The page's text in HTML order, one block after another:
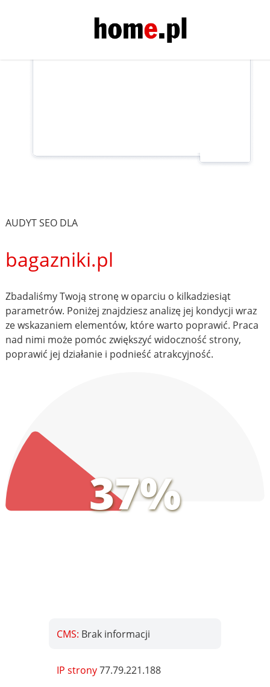
AUDYT SEO DLA
bagazniki.pl
Zbadaliśmy Twoją stronę w oparciu o kilkadziesiąt
parametrów. Poniżej znajdziesz analizę jej kondycji wraz
ze wskazaniem elementów, które warto poprawić. Praca
nad nimi może pomóc zwiększyć widoczność strony,
poprawić jej działanie i podnieść atrakcyjność.
37%
CMS: Brak informacji
IP strony77.79.221.188